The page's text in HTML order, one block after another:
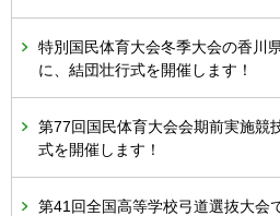
特別国民体育大会冬季大会の香川
に、結団壮行式を開催します！
第77回国民体育大会会期前実施競
式を開催します！
第41回全国高等学校弓道選抜大会